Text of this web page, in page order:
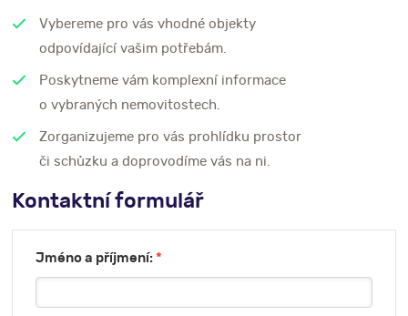
Vybereme pro vás vhodné objekty
odpovídající vašim potřebám.
Poskytneme vám komplexní informace
o vybraných nemovitostech.
Zorganizujeme pro vás prohlídku prostor
či schůzku a doprovodíme vás na ni.
Kontaktní formulář
Jméno a příjmení:*